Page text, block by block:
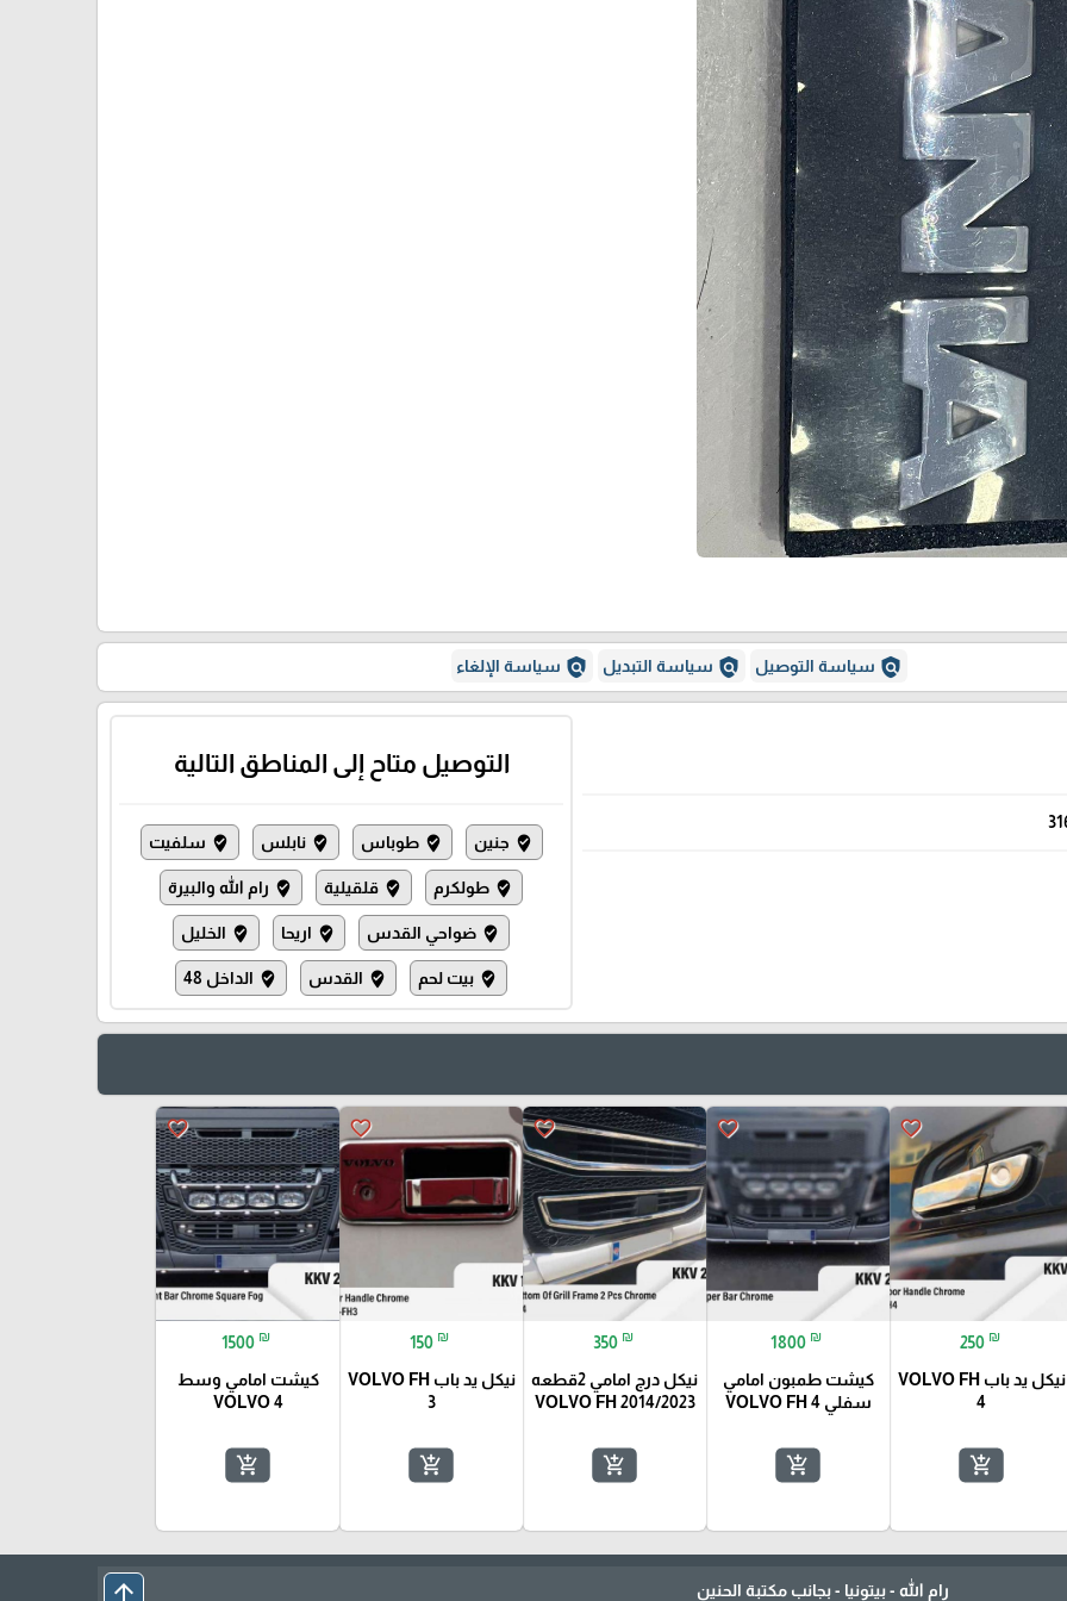
policy سياسة التوصيل policy سياسة التبديل policy سياسة الإلغاء
التوصيل متاح إلى المناطق التالية
where_to_vote جنين where_to_vote طوباس where_to_vote نابلس where_to_vote سلفيت
where_to_vote طولكرم where_to_vote قلقيلية where_to_vote رام الله والبيرة
where_to_vote ضواحي القدس where_to_vote اريحا where_to_vote الخليل
where_to_vote بيت لحم where_to_vote القدس where_to_vote الداخل 48
favorite_border
250 ₪
نيكل يد باب VOLVO FH
4
add_shopping_cart
favorite_border
1800 ₪
كيشت طمبون امامي
سفلي VOLVO FH 4
add_shopping_cart
favorite_border
350 ₪
نيكل درج امامي 2قطعه
VOLVO FH 2014/2023
add_shopping_cart
favorite_border
150 ₪
نيكل يد باب VOLVO FH
3
add_shopping_cart
favorite_border
1500 ₪
كيشت امامي وسط
VOLVO 4
add_shopping_cart
رام الله - بيتونيا - بجانب مكتبة الحنين arrow_upward